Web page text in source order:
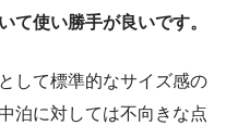
て使い勝手が良いです。
して標準的なサイズ感の
泊に対しては不向きな点